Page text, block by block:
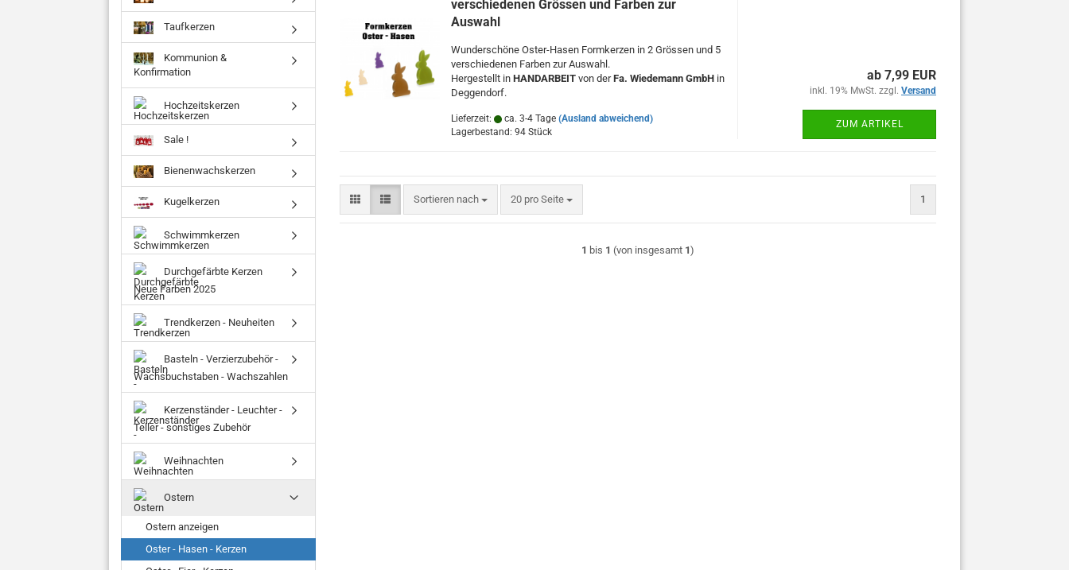
verschiedenen Grössen und Farben zur
Auswahl
Wunderschöne Oster-Hasen Formkerzen in 2 Grössen und 5
verschiedenen Farben zur Auswahl.
Hergestellt in HANDARBEIT von derFa. Wiedemann GmbH in
Deggendorf.
Lieferzeit: ca. 3-4 Tage (Ausland abweichend)
Lagerbestand: 94 Stück
ab 7,99 EUR
inkl. 19% MwSt. zzgl. Versand
ZUM ARTIKEL
Sortieren nach
Sortieren nach 20 pro Seite
pro Seite 1
1 bis 1 (von insgesamt 1)
Taufkerzen
Kommunion &
Konfirmation
Hochzeitskerzen
Sale !
Bienenwachskerzen
Kugelkerzen
Schwimmkerzen
Durchgefärbte Kerzen
Neue Farben 2025
Trendkerzen - Neuheiten
Basteln - Verzierzubehör -
Wachsbuchstaben - Wachszahlen
Kerzenständer - Leuchter -
Teller - sonstiges Zubehör
Weihnachten
Ostern
Ostern anzeigen
Oster - Hasen - Kerzen